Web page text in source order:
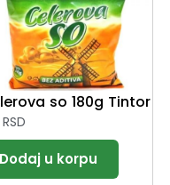
so 180g Tintor
RSD